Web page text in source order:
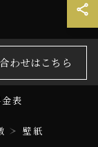
わせはこちら
表
壁紙